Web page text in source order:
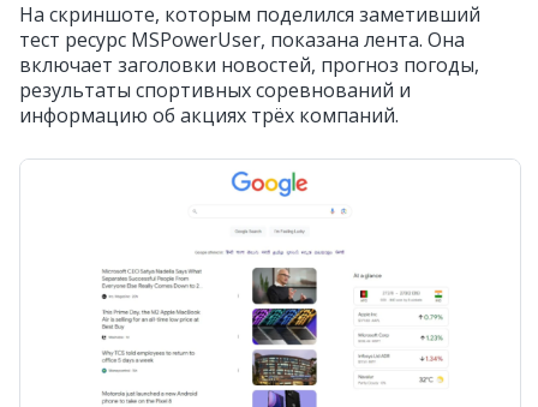
На скриншоте, которым поделился заметивший
тест ресурс MSPowerUser, показана лента. Она
включает заголовки новостей, прогноз погоды,
результаты спортивных соревнований и
информацию об акциях трёх компаний.